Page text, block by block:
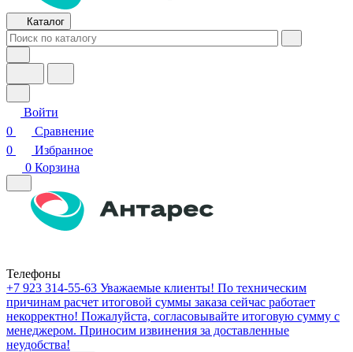
Каталог
Войти
0
Сравнение
0
Избранное
0 Корзина
Телефоны
+7 923 314-55-63 Уважаемые клиенты! По техническим
причинам расчет итоговой суммы заказа сейчас работает
некорректно! Пожалуйста, согласовывайте итоговую сумму с
менеджером. Приносим извинения за доставленные
неудобства!